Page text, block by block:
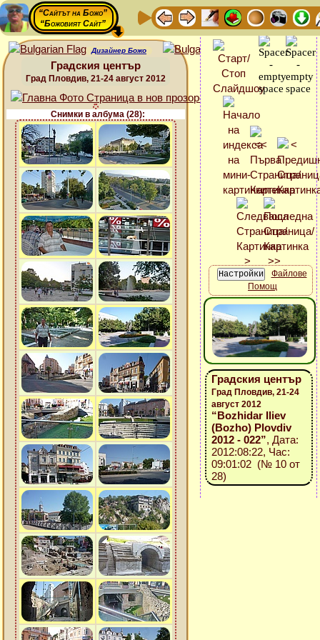
“Сайтът на Божо”
“Божовият Сайт”
Дизайнер Божо
Градския център
Град Пловдив, 21-24 август 2012
Снимки в албума (28):
Файлове
Помощ
Градския център
Град Пловдив, 21-24
август 2012
“Bozhidar Iliev
(Bozho) Plovdiv
2012 - 022”, Дата:
2012:08:22, Час:
09:01:02 (№ 10 от
28)